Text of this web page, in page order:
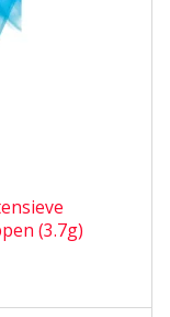
(3.7g)